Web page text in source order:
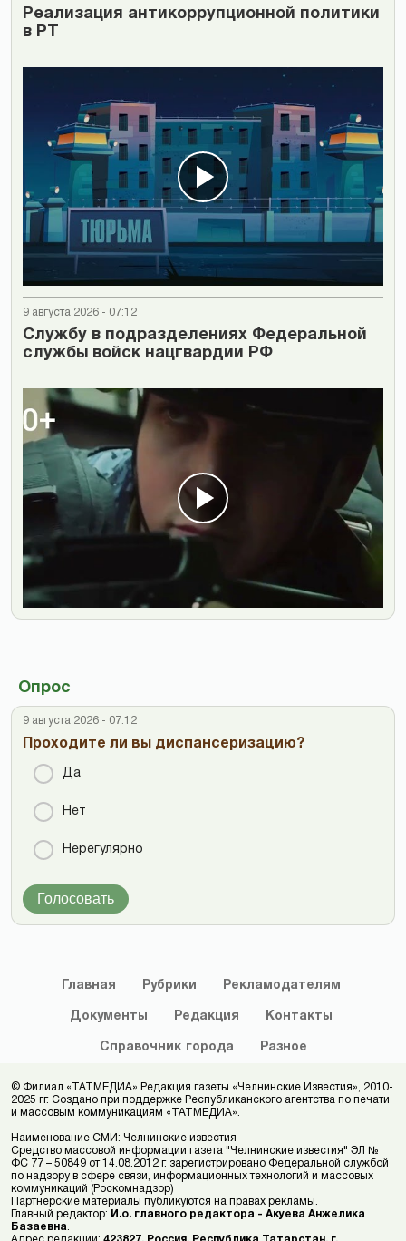
Реализация антикоррупционной политики
в РТ
9 августа 2026 - 07:12
Cлужбу в подразделениях Федеральной
службы войск нацгвардии РФ
Опрос
9 августа 2026 - 07:12
Проходите ли вы диспансеризацию?
Да
Нет
Нерегулярно
Голосовать
Главная Рубрики Рекламодателям
Документы Редакция Контакты
Справочник города Разное
© Филиал «ТАТМЕДИА» Редакция газеты «Челнинские Известия», 2010-
2025 гг. Создано при поддержке Республиканского агентства по печати
и массовым коммуникациям «ТАТМЕДИА».
Наименование СМИ: Челнинские известия
Средство массовой информации газета "Челнинские известия" ЭЛ №
ФС 77 – 50849 от 14.08.2012 г. зарегистрировано Федеральной службой
по надзору в сфере связи, информационных технологий и массовых
коммуникаций (Роскомнадзор)
Партнерские материалы публикуются на правах рекламы.
Главный редактор: И.о. главного редактора - Акуева Анжелика
Базаевна.